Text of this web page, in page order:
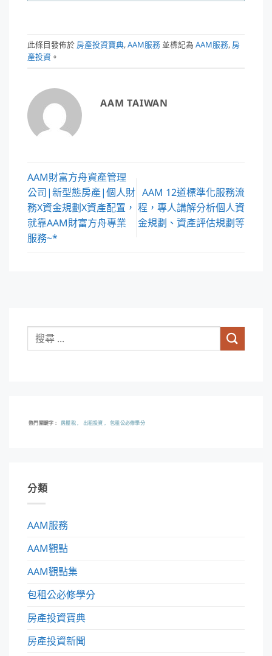
此條目發佈於 房產投資寶典,AAM服務 並標記為 AAM服務, 房
產投資 。
AAM TAIWAN
AAM財富方舟資產管理
公司|新型態房產|個人財
務X資金規劃X資產配置，
就靠AAM財富方舟專業
服務~*
AAM 12道標準化服務流
程，專人講解分析個人資
金規劃、資產評估規劃等
熱門關鍵字 房屋稅 出租投資 包租公必修學分
分類
AAM服務
AAM觀點
AAM觀點集
包租公必修學分
房產投資寶典
房產投資新聞